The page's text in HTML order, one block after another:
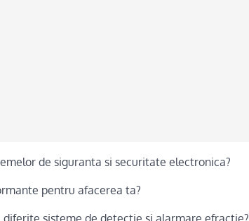
de siguranta si securitate electronica?
pentru afacerea ta?
sisteme de detectie si alarmare efractie?